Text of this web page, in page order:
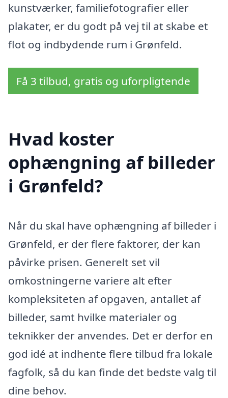
kunstværker, familiefotografier eller
plakater, er du godt på vej til at skabe et
flot og indbydende rum i Grønfeld.
Få 3 tilbud, gratis og uforpligtende
Hvad koster
ophængning af billeder
i Grønfeld?
Når du skal have ophængning af billeder i
Grønfeld, er der flere faktorer, der kan
påvirke prisen. Generelt set vil
omkostningerne variere alt efter
kompleksiteten af opgaven, antallet af
billeder, samt hvilke materialer og
teknikker der anvendes. Det er derfor en
god idé at indhente flere tilbud fra lokale
fagfolk, så du kan finde det bedste valg til
dine behov.